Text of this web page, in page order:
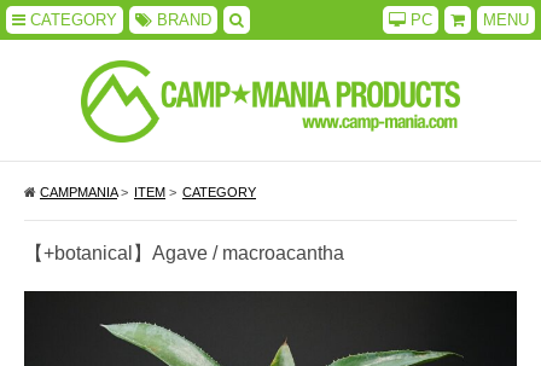
CATEGORY BRAND MENU
PC
CAMPMANIA> ITEM > CATEGORY
【+botanical】Agave / macroacantha